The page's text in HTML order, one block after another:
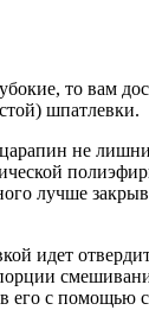
то вам
шпатлевки.
не
лучше
идет
его с помощью